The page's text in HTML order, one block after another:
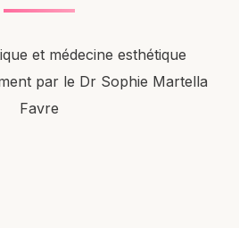
et médecine esthétique
par le Dr Sophie Martella
Favre